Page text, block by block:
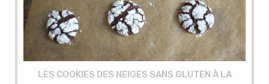
LES COOKIES DES NEIGES SANS GLUTEN À LA